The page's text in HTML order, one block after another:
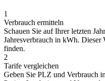
1
Verbrauch ermitteln
Schauen Sie auf Ihrer letzten
Jahresverbrauch in kWh.
finden.
2
Tarife vergleichen
Geben Sie PLZ und Verbrauch